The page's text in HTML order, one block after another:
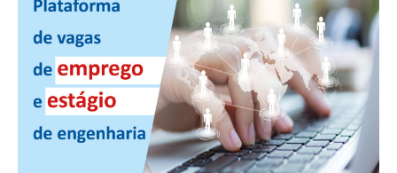
FGTS CORREÇÃO
LEGISLAÇÃO
LEI 4.950-A/1966 – PISO SALARIAL
LEI 5.194/1966 – REGULAMENTAÇÃO DA PROFISSÃO